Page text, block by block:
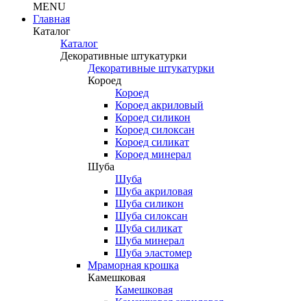
MENU
Главная
Каталог
Каталог
Декоративные штукатурки
Декоративные штукатурки
Короед
Короед
Короед акриловый
Короед силикон
Короед силоксан
Короед силикат
Короед минерал
Шуба
Шуба
Шуба акриловая
Шуба силикон
Шуба силоксан
Шуба силикат
Шуба минерал
Шуба эластомер
Мраморная крошка
Камешковая
Камешковая